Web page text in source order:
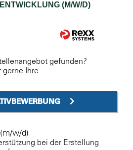
(M/W/D)
gefunden?
gerne Ihre
w/d)
bei der Erstellung